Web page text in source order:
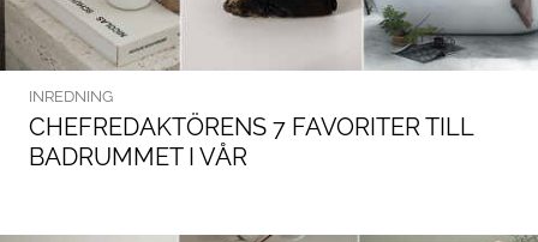
INREDNING
CHEFREDAKTÖRENS 7 FAVORITER TILL
BADRUMMET I VÅR